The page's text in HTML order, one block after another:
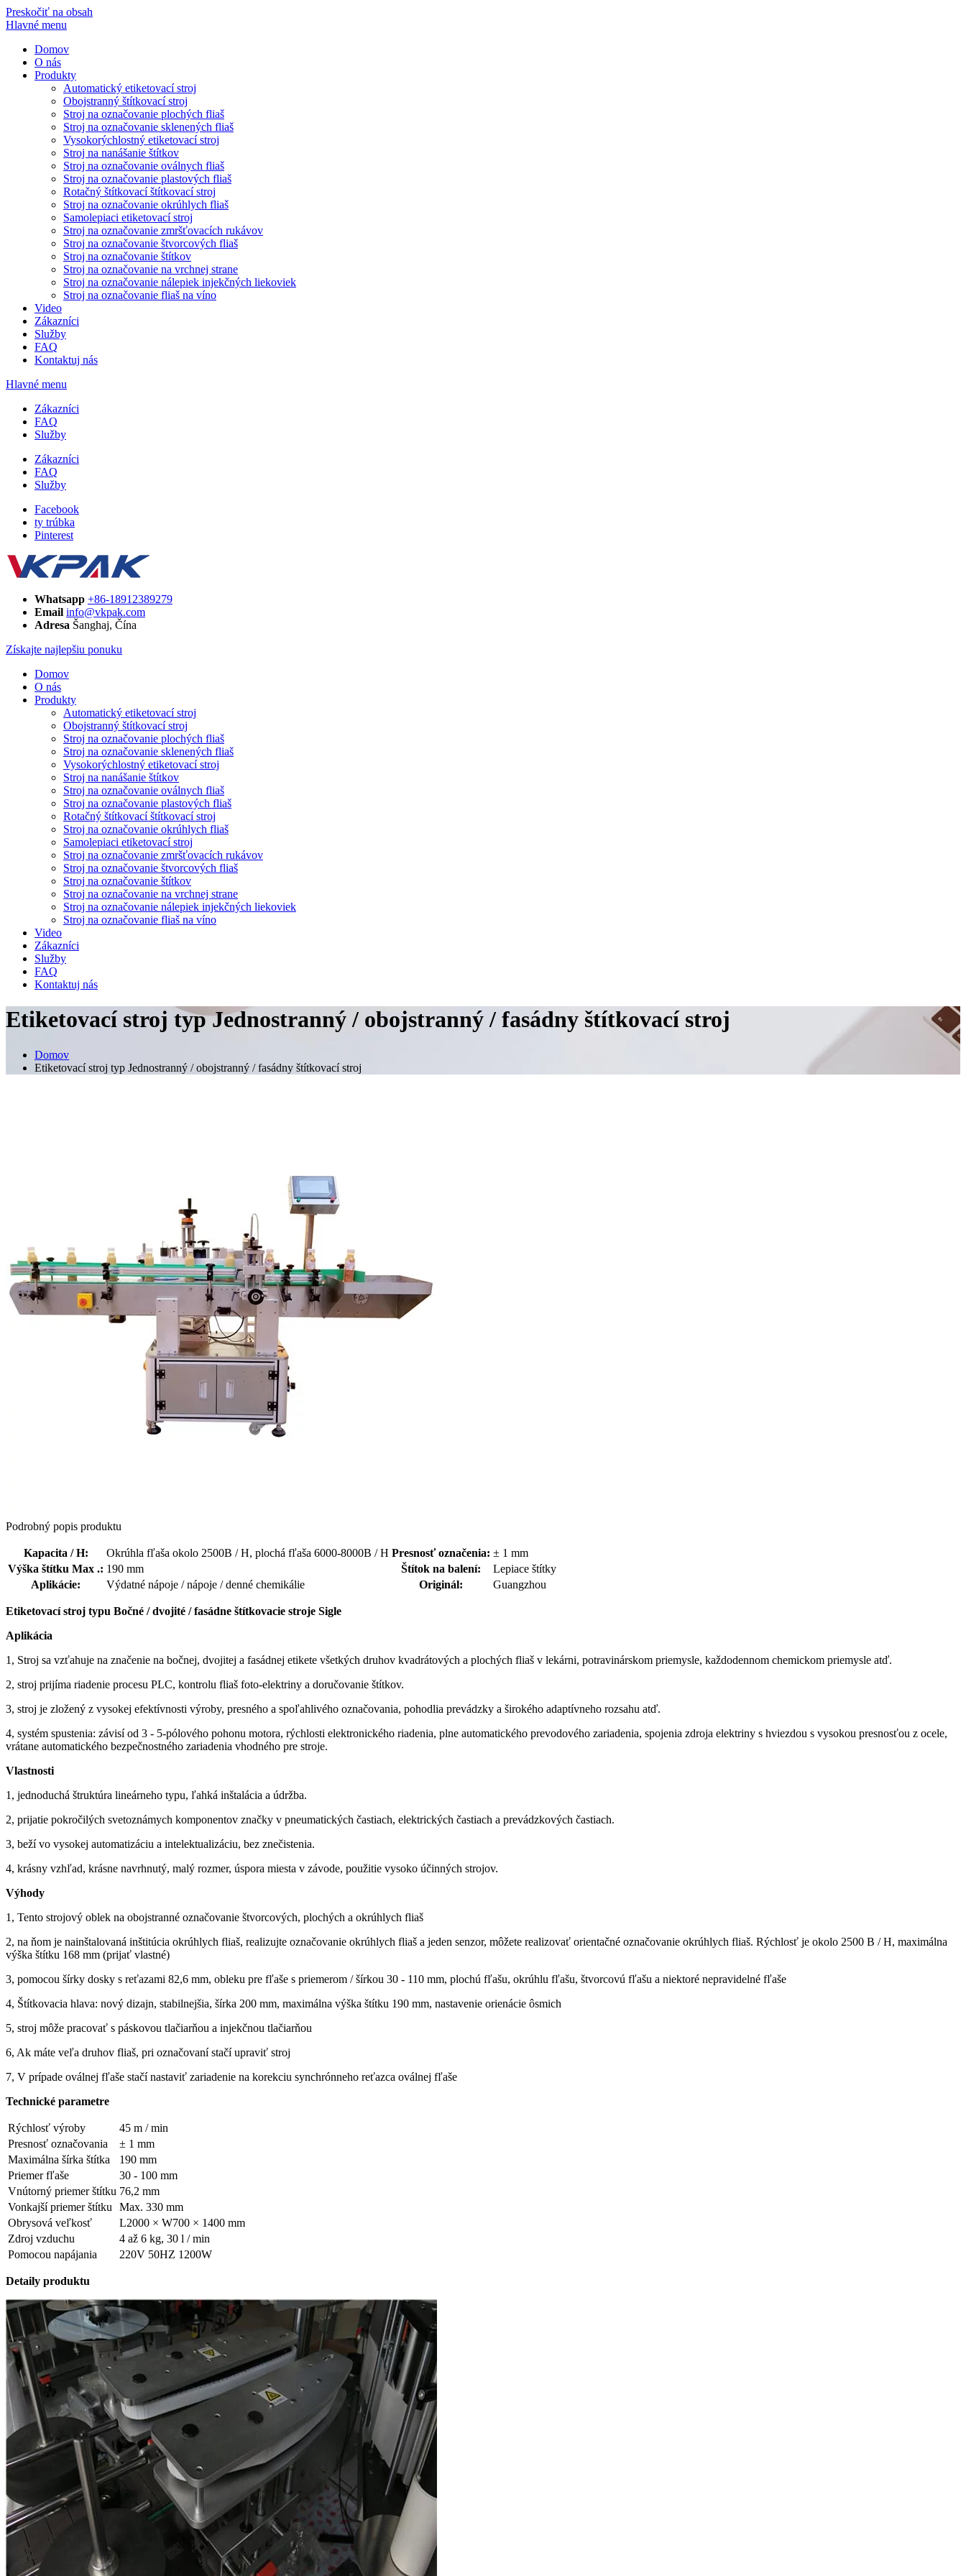
Preskočiť na obsah
Hlavné menu
Domov
O nás
Produkty
Automatický etiketovací stroj
Obojstranný štítkovací stroj
Stroj na označovanie plochých fliaš
Stroj na označovanie sklenených fliaš
Vysokorýchlostný etiketovací stroj
Stroj na nanášanie štítkov
Stroj na označovanie oválnych fliaš
Stroj na označovanie plastových fliaš
Rotačný štítkovací štítkovací stroj
Stroj na označovanie okrúhlych fliaš
Samolepiaci etiketovací stroj
Stroj na označovanie zmršťovacích rukávov
Stroj na označovanie štvorcových fliaš
Stroj na označovanie štítkov
Stroj na označovanie na vrchnej strane
Stroj na označovanie nálepiek injekčných liekoviek
Stroj na označovanie fliaš na víno
Video
Zákazníci
Služby
FAQ
Kontaktuj nás
Hlavné menu
Zákazníci
FAQ
Služby
Zákazníci
FAQ
Služby
Facebook
ty trúbka
Pinterest
Whatsapp +86-18912389279
Email info@vkpak.com
Adresa Šanghaj, Čína
Získajte najlepšiu ponuku
Domov
O nás
Produkty
Automatický etiketovací stroj
Obojstranný štítkovací stroj
Stroj na označovanie plochých fliaš
Stroj na označovanie sklenených fliaš
Vysokorýchlostný etiketovací stroj
Stroj na nanášanie štítkov
Stroj na označovanie oválnych fliaš
Stroj na označovanie plastových fliaš
Rotačný štítkovací štítkovací stroj
Stroj na označovanie okrúhlych fliaš
Samolepiaci etiketovací stroj
Stroj na označovanie zmršťovacích rukávov
Stroj na označovanie štvorcových fliaš
Stroj na označovanie štítkov
Stroj na označovanie na vrchnej strane
Stroj na označovanie nálepiek injekčných liekoviek
Stroj na označovanie fliaš na víno
Video
Zákazníci
Služby
FAQ
Kontaktuj nás
Etiketovací stroj typ Jednostranný / obojstranný / fasádny štítkovací stroj
Domov
Etiketovací stroj typ Jednostranný / obojstranný / fasádny štítkovací stroj
Podrobný popis produktu
Kapacita / H: Okrúhla fľaša okolo 2500B / H, plochá fľaša 6000-8000B / H Presnosť označenia: ± 1 mm
Výška štítku Max .: 190 mm Štítok na balení:
Lepiace štítky
Aplikácie:
Výdatné nápoje / nápoje / denné chemikálie Originál: Guangzhou
Etiketovací stroj typu Bočné / dvojité / fasádne štítkovacie stroje Sigle
Aplikácia
1, Stroj sa vzťahuje na značenie na bočnej, dvojitej a fasádnej etikete všetkých druhov kvadrátových a plochých fliaš v lekárni, potravinárskom priemysle, každodennom chemickom priemysle atď.
2, stroj prijíma riadenie procesu PLC, kontrolu fliaš foto-elektriny a doručovanie štítkov.
3, stroj je zložený z vysokej efektívnosti výroby, presného a spoľahlivého označovania, pohodlia prevádzky a širokého adaptívneho rozsahu atď.
4, systém spustenia: závisí od 3 - 5-pólového pohonu motora, rýchlosti elektronického riadenia, plne automatického prevodového zariadenia, spojenia zdroja elektriny s hviezdou s vysokou presnosťou z ocele,
vrátane automatického bezpečnostného zariadenia vhodného pre stroje.
Vlastnosti
1, jednoduchá štruktúra lineárneho typu, ľahká inštalácia a údržba.
2, prijatie pokročilých svetoznámych komponentov značky v pneumatických častiach, elektrických častiach a prevádzkových častiach.
3, beží vo vysokej automatizáciu a intelektualizáciu, bez znečistenia.
4, krásny vzhľad, krásne navrhnutý, malý rozmer, úspora miesta v závode, použitie vysoko účinných strojov.
Výhody
1, Tento strojový oblek na obojstranné označovanie štvorcových, plochých a okrúhlych fliaš
2, na ňom je nainštalovaná inštitúcia okrúhlych fliaš, realizujte označovanie okrúhlych fliaš a jeden senzor, môžete realizovať orientačné označovanie okrúhlych fliaš. Rýchlosť je okolo 2500 B / H, maximálna
výška štítku 168 mm (prijať vlastné)
3, pomocou šírky dosky s reťazami 82,6 mm, obleku pre fľaše s priemerom / šírkou 30 - 110 mm, plochú fľašu, okrúhlu fľašu, štvorcovú fľašu a niektoré nepravidelné fľaše
4, Štítkovacia hlava: nový dizajn, stabilnejšia, šírka 200 mm, maximálna výška štítku 190 mm, nastavenie orienácie ôsmich
5, stroj môže pracovať s páskovou tlačiarňou a injekčnou tlačiarňou
6, Ak máte veľa druhov fliaš, pri označovaní stačí upraviť stroj
7, V prípade oválnej fľaše stačí nastaviť zariadenie na korekciu synchrónneho reťazca oválnej fľaše
Technické parametre
Rýchlosť výroby
45 m / min
Presnosť označovania
± 1 mm
Maximálna šírka štítka
190 mm
Priemer fľaše
30 - 100 mm
Vnútorný priemer štítku 76,2 mm
Vonkajší priemer štítku
Max. 330 mm
Obrysová veľkosť
L2000 × W700 × 1400 mm
Zdroj vzduchu
4 až 6 kg, 30 l / min
Pomocou napájania
220V 50HZ 1200W
Detaily produktu